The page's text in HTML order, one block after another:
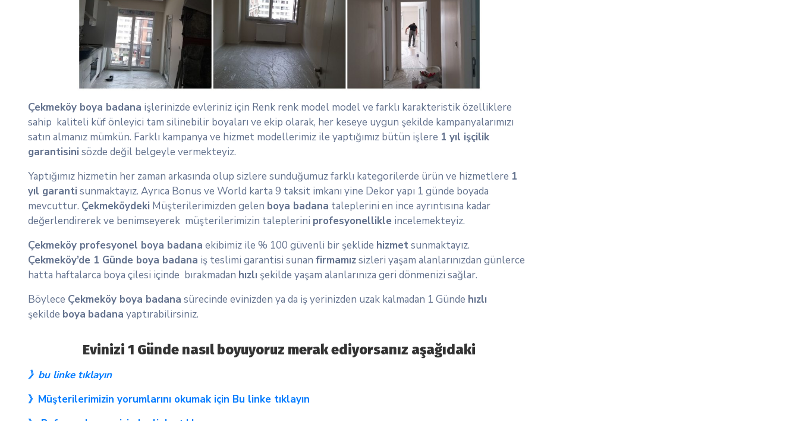
Çekmeköy boya badana işlerinizde evleriniz için Renk renk model model ve farklı karakteristik özelliklere
sahip kaliteli küf önleyici tam silinebilir boyaları ve ekip olarak, her keseye uygun şekilde kampanyalarımızı
satın almanız mümkün. Farklı kampanya ve hizmet modellerimiz ile yaptığımız bütün işlere 1 yıl işçilik
garantisini sözde değil belgeyle vermekteyiz.
Yaptığımız hizmetin her zaman arkasında olup sizlere sunduğumuz farklı kategorilerde ürün ve hizmetlere 1
yıl garanti sunmaktayız. Ayrıca Bonus ve World karta 9 taksit imkanı yine Dekor yapı 1 günde boyada
mevcuttur. Çekmeköydeki Müşterilerimizden gelen boya badana taleplerini en ince ayrıntısına kadar
değerlendirerek ve benimseyerek müşterilerimizin taleplerini profesyonellikle incelemekteyiz.
Çekmeköy profesyonel boya badana ekibimiz ile % 100 güvenli bir şeklide hizmetsunmaktayız.
Çekmeköy’de 1 Günde boya badana iş teslimi garantisi sunan firmamızsizleri yaşam alanlarınızdan günlerce
hatta haftalarca boya çilesi içinde bırakmadan hızlı şekilde yaşam alanlarınıza geri dönmenizi sağlar.
Böylece Çekmeköy boya badana sürecinde evinizden ya da iş yerinizden uzak kalmadan 1 Günde hızlı
şekilde boya badana yaptırabilirsiniz.
Evinizi 1 Günde nasıl boyuyoruz merak ediyorsanız aşağıdaki
》bu linke tıklayın
》Müşterilerimizin yorumlarını okumak için Bu linke tıklayın